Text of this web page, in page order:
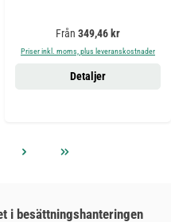
Ordinarie pris:
Från 349,46 kr
Priser inkl. moms, plus leveranskostnader
Detaljer
i besättningshanteringen